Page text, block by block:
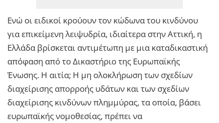
Ενώ οι ειδικοί κρούουν τον κώδωνα του κινδύνου
για επικείμενη λειψυδρία, ιδιαίτερα στην Αττική, η
Ελλάδα βρίσκεται αντιμέτωπη με μια καταδικαστική
απόφαση από το Δικαστήριο της Ευρωπαϊκής
Ένωσης. Η αιτία; Η μη ολοκλήρωση των σχεδίων
διαχείρισης απορροής υδάτων και των σχεδίων
διαχείρισης κινδύνων πλημμύρας, τα οποία, βάσει
ευρωπαϊκής νομοθεσίας, πρέπει να